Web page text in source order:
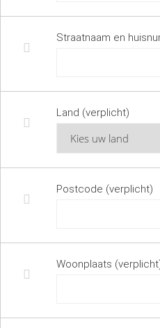
Straatnaam en
Land (verplicht)
Postcode (verplicht)
Woonplaats